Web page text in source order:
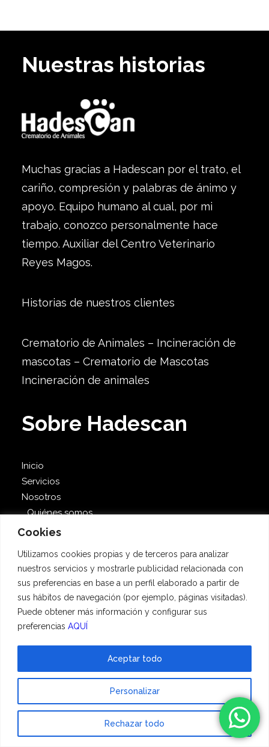
Cookies
Utilizamos cookies propias y de terceros para analizar
nuestros servicios y mostrarle publicidad relacionada con
sus preferencias en base a un perfil elaborado a partir de
sus hábitos de navegación (por ejemplo, páginas visitadas).
Puede obtener más información y configurar sus
preferencias AQUÍ
Personalizar
Rechazar todo
Aceptar todo
Nuestras historias
Muchas gracias a Hadescan por el trato, el
cariño, compresión y palabras de ánimo y
apoyo. Equipo humano al cual, por mi
trabajo, conozco personalmente hace
tiempo. Auxiliar del Centro Veterinario
Reyes Magos.
Historias de nuestros clientes
Crematorio de Animales – Incineración de
mascotas – Crematorio de Mascotas
Incineración de animales
Sobre Hadescan
Inicio
Servicios
Nosotros
Quiénes somos
Videos Hadescan
Testimonios
Homenajes
Tienda online
Veterinarios
Blog
Contacta con
nosotros